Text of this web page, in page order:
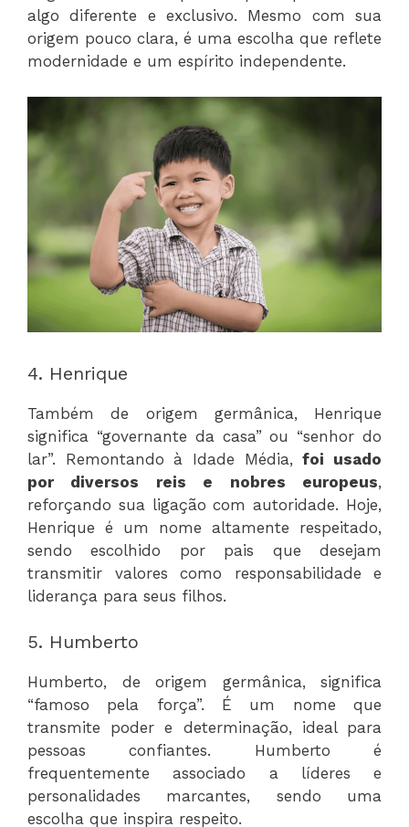
algo diferente e exclusivo. Mesmo com sua
origem pouco clara, é uma escolha que reflete
modernidade e um espírito independente.
4. Henrique
Também de origem germânica, Henrique
significa “governante da casa” ou “senhor do
lar”. Remontando à Idade Média,foi usado
por diversos reis e nobres europeus,
reforçando sua ligação com autoridade. Hoje,
Henrique é um nome altamente respeitado,
sendo escolhido por pais que desejam
transmitir valores como responsabilidade e
liderança para seus filhos.
5. Humberto
Humberto, de origem germânica, significa
“famoso pela força”. É um nome que
transmite poder e determinação, ideal para
pessoas confiantes. Humberto é
frequentemente associado a líderes e
personalidades marcantes, sendo uma
escolha que inspira respeito.